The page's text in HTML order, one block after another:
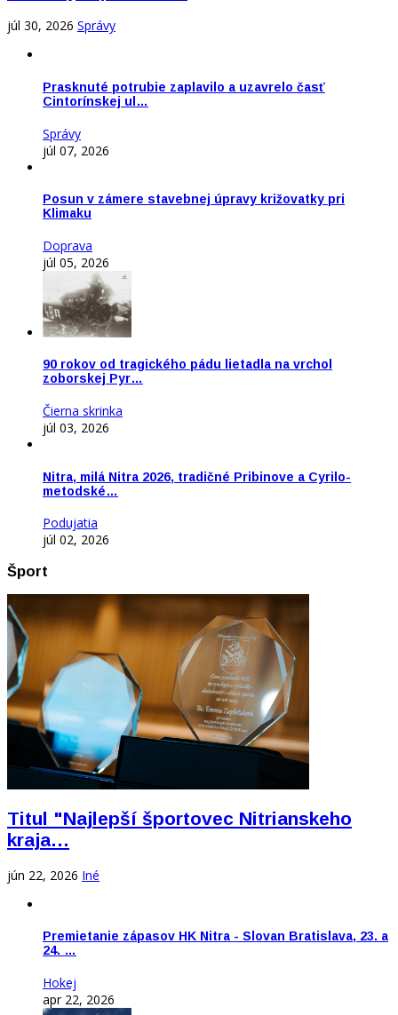
júl 30, 2026 Správy
Prasknuté potrubie zaplavilo a uzavrelo časť
Cintorínskej ul…
Správy
júl 07, 2026
Posun v zámere stavebnej úpravy križovatky pri
Klimaku
Doprava
júl 05, 2026
90 rokov od tragického pádu lietadla na vrchol
zoborskej Pyr…
Čierna skrinka
júl 03, 2026
Nitra, milá Nitra 2026, tradičné Pribinove a Cyrilo-
metodské…
Podujatia
júl 02, 2026
Šport
Titul "Najlepší športovec Nitrianskeho
kraja…
jún 22, 2026 Iné
Premietanie zápasov HK Nitra - Slovan Bratislava, 23. a
24. …
Hokej
apr 22, 2026